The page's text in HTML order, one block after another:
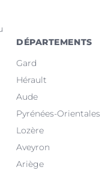
DÉPARTEMENTS
Gard
Hérault
Aude
Pyrénées-Orientales
Lozère
Aveyron
Ariège